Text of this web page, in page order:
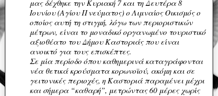
μας δέχθηκε την Κυριακή 7 και τη Δευτέρα 8
Ιουνίου (Αγίου Πνεύματος) ο Λιμναίος Οικισμός ο
οποίος αυτή τη στιγμή, λόγω των περιοριστικών
μέτρων, είναι το μοναδικό οργανωμένο τουριστικό
αξιοθέατο του Δήμου Καστοριάς που είναι
ανοικτό για τους επισκέπτες.
Σε μία περίοδο όπου καθημερινά καταγράφονται
νέα θετικά κρούσματα κορωνοϊού, ακόμη και σε
γειτονικές περιοχές, η Καστοριά παραμένει μέχρι
και σήμερα “καθαρή”, μετρώντας 60 μέρες χωρίς